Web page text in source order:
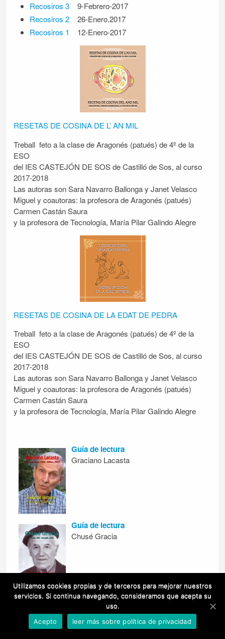
Recosiros 39-Febrero-2017
Recosiros 2
26-Enero.2017
Recosiros 1
12-Enero-2017
RESETAS DE COSINA DE L’ AN MIL
Treball feto a la clase de Aragonés (patués) de 4º de la
ESO
del IES CASTEJÓN DE SOS de Castilló de Sos, al curso
2017-2018
Las autoras son Sara Navarro Ballonga y Janet Velasco
Miguel y coautoras: la profesora de Aragonés (patués)
Carmen Castán Saura
y la profesora de Tecnología, María Pilar Galindo Alegre
RESETAS DE COSINA DE LA EDAT DE PEDRA
Treball feto a la clase de Aragonés (patués) de 4º de la
ESO
del IES CASTEJÓN DE SOS de Castilló de Sos, al curso
2017-2018
Las autoras son Sara Navarro Ballonga y Janet Velasco
Miguel y coautoras: la profesora de Aragonés (patués)
Carmen Castán Saura
y la profesora de Tecnología, María Pilar Galindo Alegre
Guía de lectura
Graciano Lacasta
Guía de lectura
Chusé Gracia
Guía de lectura
Cleto Torrodellas
Utilizamos cookies propias y de terceros para mejorar nuestros
servicios. Si continua navegando, consideramos que acepta su
uso.
Acepto
leer más sobre política de privacidad